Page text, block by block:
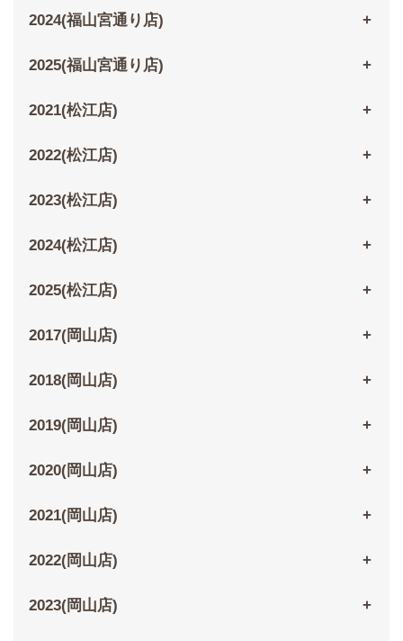
2024(福山宮通り店)
2025(福山宮通り店)
2021(松江店)
2022(松江店)
2023(松江店)
2024(松江店)
2025(松江店)
2017(岡山店)
2018(岡山店)
2019(岡山店)
2020(岡山店)
2021(岡山店)
2022(岡山店)
2023(岡山店)